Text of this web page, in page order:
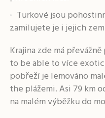
Turkové jsou
zamilujete je i jejich
Krajina zde má
to be able to více
pobřeží je lemováno
the plážemi. Asi 79 km
na malém výběžku do